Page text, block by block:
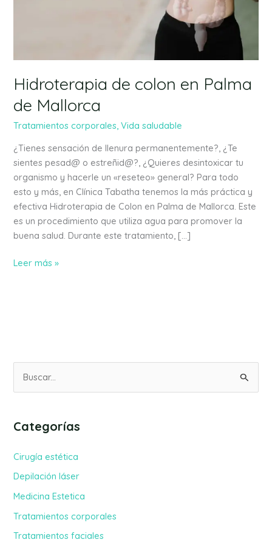
Hidroterapia de colon en Palma
de Mallorca
Tratamientos corporales,Vida saludable
¿Tienes sensación de llenura permanentemente?, ¿Te
sientes pesad@ o estreñid@?, ¿Quieres desintoxicar tu
organismo y hacerle un «reseteo» general? Para todo
esto y más, en Clínica Tabatha tenemos la más práctica y
efectiva Hidroterapia de Colon en Palma de Mallorca. Este
es un procedimiento que utiliza agua para promover la
buena salud. Durante este tratamiento, […]
Leer más »
c
o
r
Categorías
Cirugía estética
Depilación láser
Medicina Estetica
Tratamientos corporales
Tratamientos faciales